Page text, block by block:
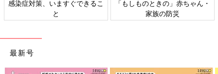
感染症対策、いますぐできるこ
と
「もしものときの」赤ちゃん・
家族の防災
最新号